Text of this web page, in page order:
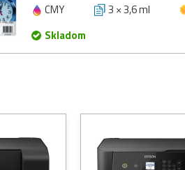
CMY 3 × 3,6 ml
Skladom